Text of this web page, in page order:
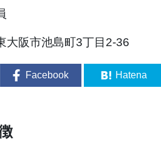
大阪市池島町3丁目2-36
Facebook Hatena